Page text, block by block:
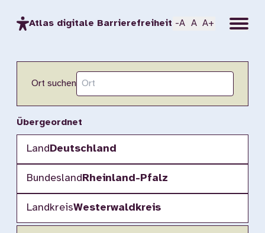
Atlas digitale Barrierefreiheit -A A A+ Menu
Ort suchen
Übergeordnet
LandDeutschland
BundeslandRheinland-Pfalz
LandkreisWesterwaldkreis